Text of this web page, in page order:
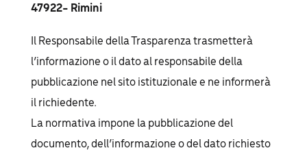
47922- Rimini
Il Responsabile della Trasparenza trasmetterà
l’informazione o il dato al responsabile della
pubblicazione nel sito istituzionale e ne informerà
il richiedente.
La normativa impone la pubblicazione del
documento, dell’informazione o del dato richiesto